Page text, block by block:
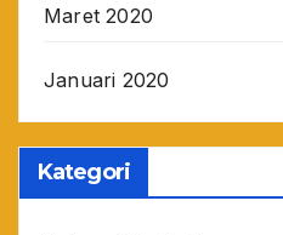
Maret 2020
Januari 2020
Kategori